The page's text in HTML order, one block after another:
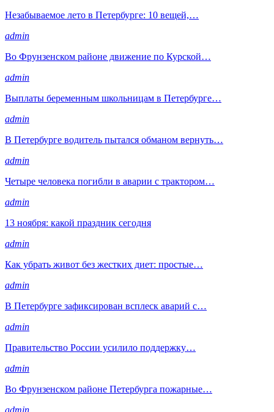
Незабываемое лето в Петербурге: 10 вещей,…
admin
Во Фрунзенском районе движение по Курской…
admin
Выплаты беременным школьницам в Петербурге…
admin
В Петербурге водитель пытался обманом вернуть…
admin
Четыре человека погибли в аварии с трактором…
admin
13 ноября: какой праздник сегодня
admin
Как убрать живот без жестких диет: простые…
admin
В Петербурге зафиксирован всплеск аварий с…
admin
Правительство России усилило поддержку…
admin
Во Фрунзенском районе Петербурга пожарные…
admin